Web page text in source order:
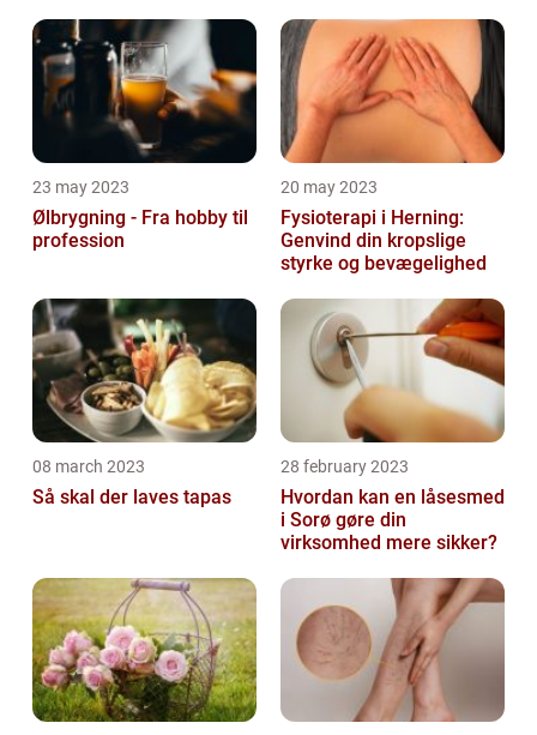
23 may 2023
Ølbrygning - Fra hobby til
profession
20 may 2023
Fysioterapi i Herning:
Genvind din kropslige
styrke og bevægelighed
08 march 2023
Så skal der laves tapas
28 february 2023
Hvordan kan en låsesmed
i Sorø gøre din
virksomhed mere sikker?